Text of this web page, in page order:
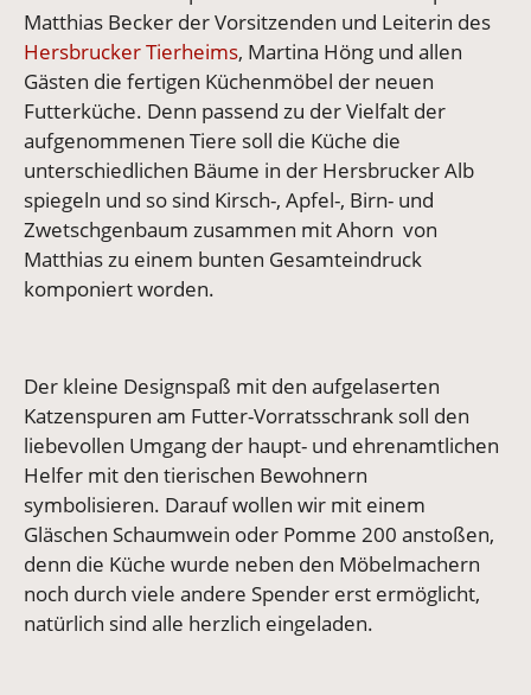
Matthias Becker der Vorsitzenden und Leiterin des
Hersbrucker Tierheims, Martina Höng und allen
Gästen die fertigen Küchenmöbel der neuen
Futterküche. Denn passend zu der Vielfalt der
aufgenommenen Tiere soll die Küche die
unterschiedlichen Bäume in der Hersbrucker Alb
spiegeln und so sind Kirsch-, Apfel-, Birn- und
Zwetschgenbaum zusammen mit Ahorn von
Matthias zu einem bunten Gesamteindruck
komponiert worden.
Der kleine Designspaß mit den aufgelaserten
Katzenspuren am Futter-Vorratsschrank soll den
liebevollen Umgang der haupt- und ehrenamtlichen
Helfer mit den tierischen Bewohnern
symbolisieren. Darauf wollen wir mit einem
Gläschen Schaumwein oder Pomme 200 anstoßen,
denn die Küche wurde neben den Möbelmachern
noch durch viele andere Spender erst ermöglicht,
natürlich sind alle herzlich eingeladen.